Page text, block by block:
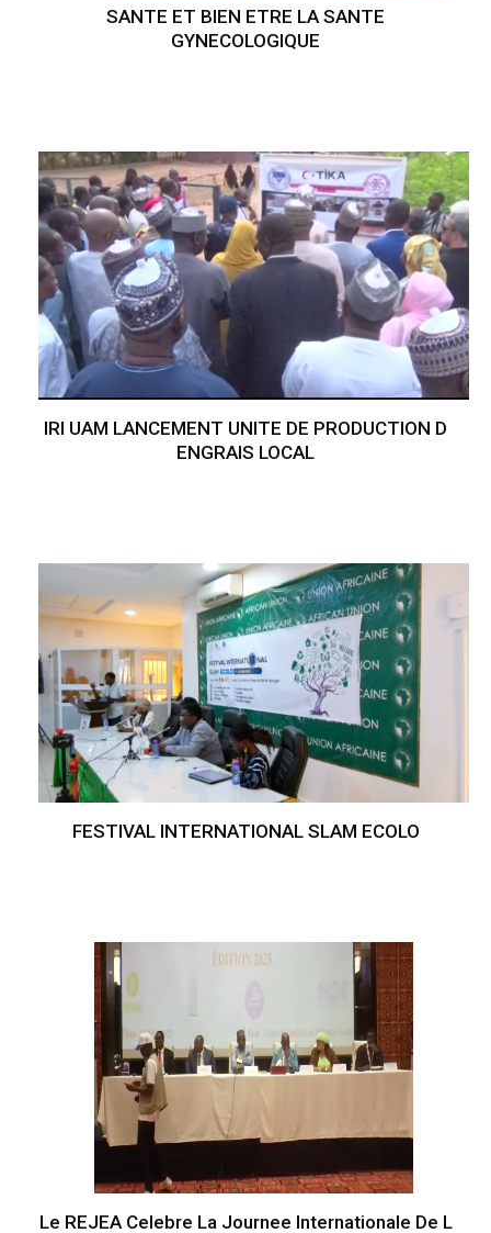
SANTE ET BIEN ETRE LA SANTE
GYNECOLOGIQUE
IRI UAM LANCEMENT UNITE DE PRODUCTION D
ENGRAIS LOCAL
FESTIVAL INTERNATIONAL SLAM ECOLO
Le REJEA Celebre La Journee Internationale De L